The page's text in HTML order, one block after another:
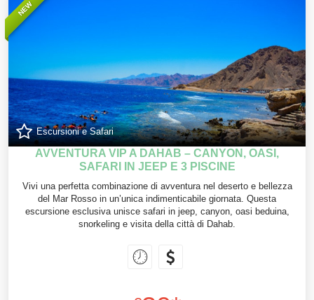
NEW
Escursioni e Safari
AVVENTURA VIP A DAHAB – CANYON, OASI,
SAFARI IN JEEP E 3 PISCINE
Vivi una perfetta combinazione di avventura nel deserto e bellezza
del Mar Rosso in un’unica indimenticabile giornata. Questa
escursione esclusiva unisce safari in jeep, canyon, oasi beduina,
snorkeling e visita della città di Dahab.